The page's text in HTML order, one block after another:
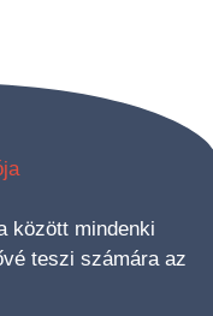
között mindenki
teszi számára az